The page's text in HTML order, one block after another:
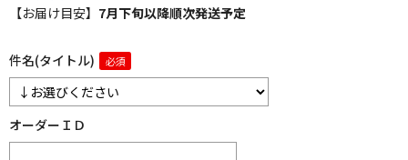
【お届け目安】 7月下旬以降順次発送予定
件名(タイトル)
オーダーＩＤ